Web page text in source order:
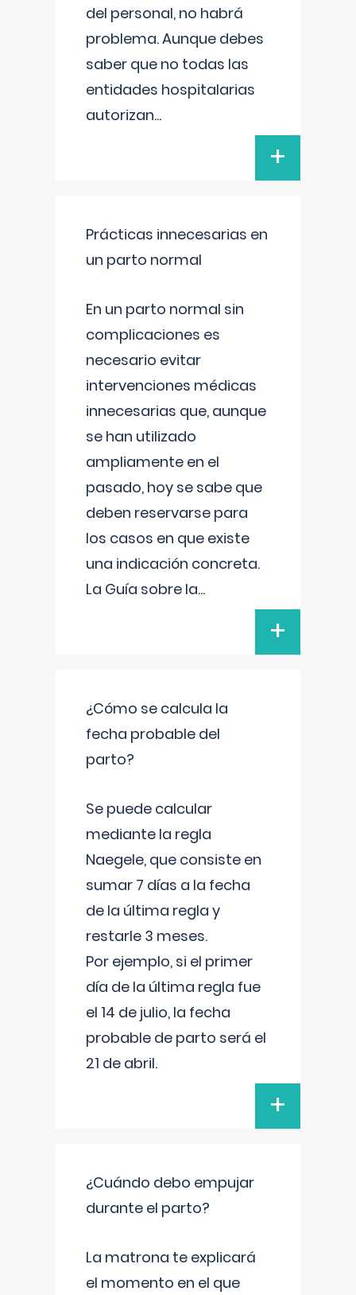
del personal, no habrá
problema. Aunque debes
saber que no todas las
entidades hospitalarias
autorizan...
+
Prácticas innecesarias en
un parto normal
En un parto normal sin
complicaciones es
necesario evitar
intervenciones médicas
innecesarias que, aunque
se han utilizado
ampliamente en el
pasado, hoy se sabe que
deben reservarse para
los casos en que existe
una indicación concreta.
La Guía sobre la...
+
¿Cómo se calcula la
fecha probable del
parto?
Se puede calcular
mediante la regla
Naegele, que consiste en
sumar 7 días a la fecha
de la última regla y
restarle 3 meses.
Por ejemplo, si el primer
día de la última regla fue
el 14 de julio, la fecha
probable de parto será el
21 de abril.
+
¿Cuándo debo empujar
durante el parto?
La matrona te explicará
el momento en el que